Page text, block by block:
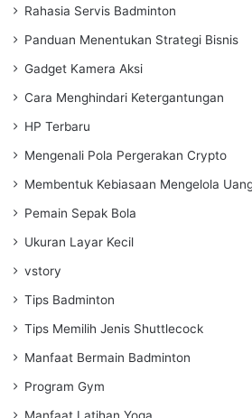
Rahasia Servis Badminton
Panduan Menentukan Strategi Bisnis
Gadget Kamera Aksi
Cara Menghindari Ketergantungan
HP Terbaru
Mengenali Pola Pergerakan Crypto
Membentuk Kebiasaan Mengelola
Pemain Sepak Bola
Ukuran Layar Kecil
vstory
Tips Badminton
Tips Memilih Jenis Shuttlecock
Manfaat Bermain Badminton
Program Gym